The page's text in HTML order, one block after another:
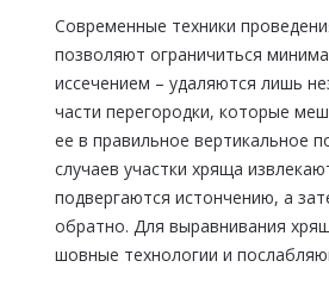
Современные техники
позволяют ограничиться
иссечением – удаляются лишь
части перегородки, которые
ее в правильное вертикальное
случаев участки хряща
подвергаются истончению, а
обратно. Для выравнивания
шовные технологии и